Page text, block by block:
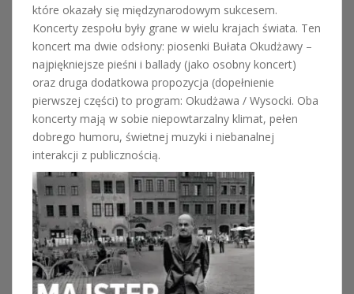
które okazały się międzynarodowym sukcesem.
Koncerty zespołu były grane w wielu krajach świata. Ten
koncert ma dwie odsłony: piosenki Bułata Okudżawy –
najpiękniejsze pieśni i ballady (jako osobny koncert)
oraz druga dodatkowa propozycja (dopełnienie
pierwszej części) to program: Okudżawa / Wysocki. Oba
koncerty mają w sobie niepowtarzalny klimat, pełen
dobrego humoru, świetnej muzyki i niebanalnej
interakcji z publicznością.